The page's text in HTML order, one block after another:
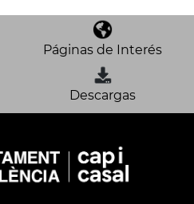
Páginas de Interés
Descargas